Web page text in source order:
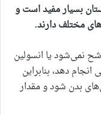
بسیار مفید است و
مختلف دارند.
نمی‌شود یا انسولین
دهد، بنابراین
بدن شود و مقدار